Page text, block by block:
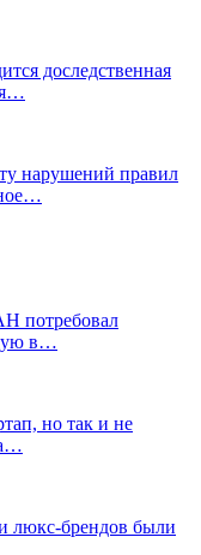
доследственная
нарушений правил
потребовал
в…
но так и не
люкс-брендов были